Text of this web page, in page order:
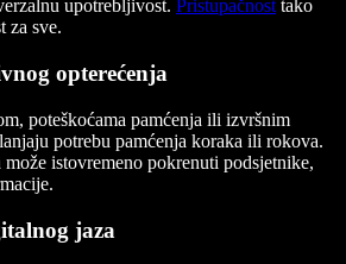
upotrebljivost. Pristupačnosttako
za sve.
opterećenja
poteškoćama pamćenja ili izvršnim
potrebu pamćenja koraka ili rokova.
može istovremeno pokrenuti podsjetnike,
jaza